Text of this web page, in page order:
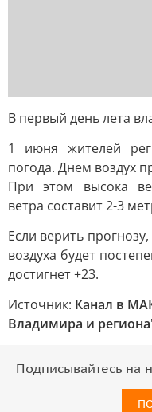
В первый день лета
1 июня жителей
погода. Днем воздух
При этом высока
ветра составит 2-3
Если верить
воздуха будет
достигнет +23.
Источник: Канал в
Владимира и
Подписывайтесь на